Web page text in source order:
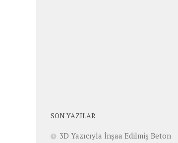
SON YAZILAR
3D Yazıcıyla İnşaa Edilmiş Beton